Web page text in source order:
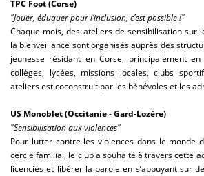
TPC Foot (Corse)
"Jouer, éduquer pour l’inclusion, c’est possible !"
Chaque mois, des ateliers de sensibilisation sur
la bienveillance sont organisés auprès des
jeunesse résidant en Corse, principalement
collèges, lycées, missions locales, clubs
ateliers est coconstruit par les bénévoles et les
US Monoblet (Occitanie - Gard-Lozère)
"Sensibilisation aux violences"
Pour lutter contre les violences dans le monde
cercle familial, le club a souhaité à travers cette
licenciés et libérer la parole en s’appuyant sur